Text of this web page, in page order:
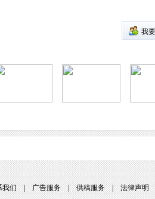
我
我们|广告服务|供稿服务|法律声明